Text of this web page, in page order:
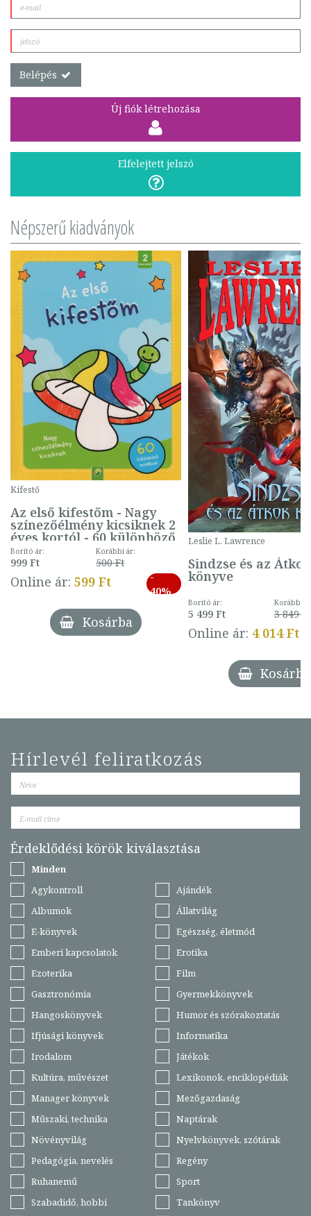
Belépés
Új fiók létrehozása
Elfelejtett jelszó
Népszerű kiadványok
Kifestő
Az első kifestőm - Nagy
színezőélmény kicsiknek 2
éves kortól - 60 különböző
mintával (gombás)
Borító ár:
999 Ft
Korábbi ár:
500 Ft
Online ár: 599 Ft
-
40%
Kosárba
Leslie L. Lawrence
Sindzse és az Átkok
könyve
Borító ár:
5 499 Ft
Korábbi
3 849 Ft
Online ár: 4 014 Ft
Kosárba
Hírlevél feliratkozás
Érdeklődési körök kiválasztása
Minden
Agykontroll
Ajándék
Albumok
Állatvilág
E-könyvek
Egészség, életmód
Emberi kapcsolatok
Erotika
Ezoterika
Film
Gasztronómia
Gyermekkönyvek
Hangoskönyvek
Humor és szórakoztatás
Ifjúsági könyvek
Informatika
Irodalom
Játékok
Kultúra, művészet
Lexikonok, enciklopédiák
Manager könyvek
Mezőgazdaság
Műszaki, technika
Naptárak
Növényvilág
Nyelvkönyvek, szótárak
Pedagógia, nevelés
Regény
Ruhanemű
Sport
Szabadidő, hobbi
Tankönyv